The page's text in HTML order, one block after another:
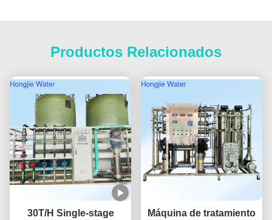
Productos Relacionados
30T/H Single-stage
Máquina de tratamiento